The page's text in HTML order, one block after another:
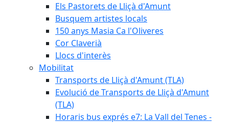
Els Pastorets de Lliçà d'Amunt
Busquem artistes locals
150 anys Masia Ca l'Oliveres
Cor Claverià
Llocs d'interès
Mobilitat
Transports de Lliçà d'Amunt (TLA)
Evolució de Transports de Lliçà d'Amunt
(TLA)
Horaris bus exprés e7: La Vall del Tenes -